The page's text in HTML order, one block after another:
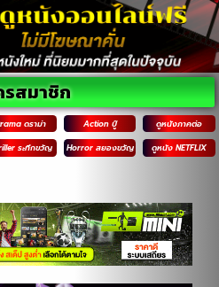
ดราม่า Action บู๊
ดูหนังภาคต่อ
ระทึกขวัญ Horror สยองขวัญ ดูหนัง NETFLIX
สมาชิก